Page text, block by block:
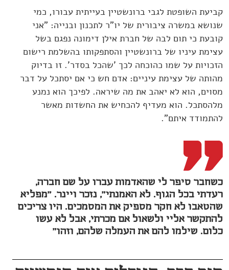
קביעת השופטת לגבי ברונשטיין בעייתית עבורו, כמי
שנושא במשרה ציבורית של יו"ר לתכנון ובנייה: "אני
קובעת כי תום לבה של חברת אילן דימונה נפגם בשל
עצימת עיניו של ברונשטיין והסתפקותו בהשלמת רישום
הזכויות על שמו כהוכחה לכך 'שהכל בסדר'. זו בדיוק
מהותה של עצימת עיניים: אדם חש כי אם יסתכל על דבר
מסוים, הוא לא יאהב את מה שיראה. לפיכך הוא נמנע
מלהסתכל. הוא מעדיף להכחיש את החשדות מאשר
להתמודד איתם".
כשחבר סיפר לי שהאדמות עברו על שם חברה,
רעדתי בכל הגוף. לא האמנתי", נזכר ויינר. "מפליא
שהטאבו לא חקר מספיק את המסמכים. היו צריכים
להתקשר אליי ולשאול אם מכרתי, אבל לא עשו
כלום. שילמו להם את העמלה שלהם, וזהו"